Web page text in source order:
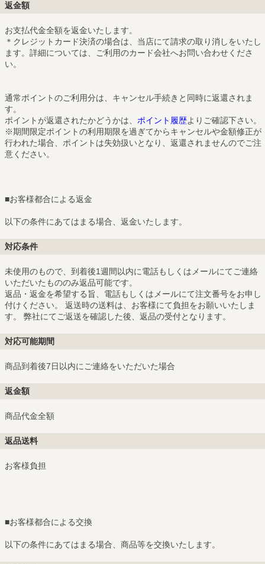
返金額
お支払代金全額を返金いたします。
＊クレジットカード決済の場合は、当店にて請求の取り消しをいたし
ます。詳細については、ご利用のカード会社へお問い合わせくださ
い。
通常ポイントのご利用分は、キャンセル手続きと同時に返還されま
す。
ポイントが返還されたかどうかは、 ポイント履歴よりご確認下さい。
※期間限定ポイントの利用期限を過ぎてからキャンセルや金額修正が
行われた場合、ポイントは失効扱いとなり、返還されませんのでご注
意ください。
■お客様都合による返金
以下の条件にあてはまる場合、返金いたします。
対応条件
未使用のもので、到着後1週間以内に電話もしくはメールにてご連絡
いただいたもののみ返品可能です。
返品・返金を希望する旨、電話もしくはメールにて注文番号をお申し
付けください。 返送時の送料は、お客様にて負担をお願いいたしま
す。 弊社にてご返送を確認した後、返品の受付となります。
対応可能期間
商品到着後7日以内にご連絡をいただいた場合
返金額
商品代金全額
返品送料
お客様負担
■お客様都合による交換
以下の条件にあてはまる場合、商品等を交換いたします。